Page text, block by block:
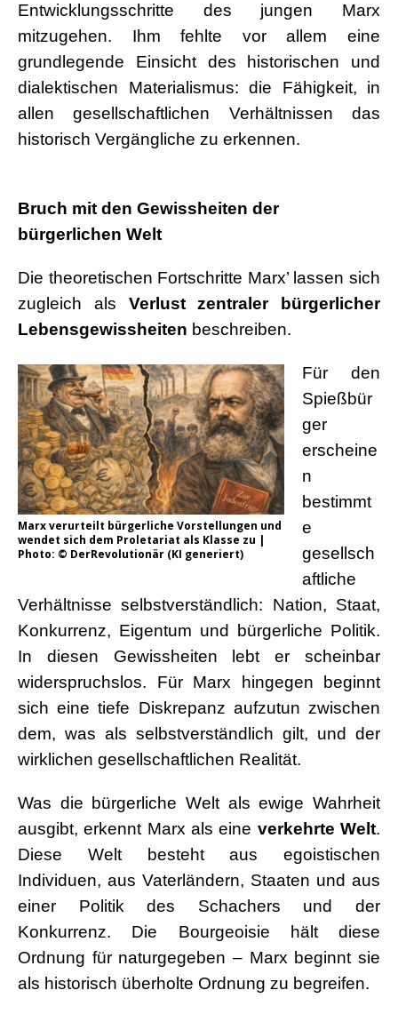
Entwicklungsschritte des jungen Marx
mitzugehen. Ihm fehlte vor allem eine
grundlegende Einsicht des historischen und
dialektischen Materialismus: die Fähigkeit, in
allen gesellschaftlichen Verhältnissen das
historisch Vergängliche zu erkennen.
Bruch mit den Gewissheiten der
bürgerlichen Welt
Die theoretischen Fortschritte Marx’ lassen sich
zugleich als Verlust zentraler bürgerlicher
Lebensgewissheiten beschreiben.
Marx verurteilt bürgerliche Vorstellungen und
wendet sich dem Proletariat als Klasse zu |
Photo: © DerRevolutionär (KI generiert)
Für den
Spießbür
ger
erscheine
n
bestimmt
e
gesellsch
aftliche
Verhältnisse selbstverständlich: Nation, Staat,
Konkurrenz, Eigentum und bürgerliche Politik.
In diesen Gewissheiten lebt er scheinbar
widerspruchslos. Für Marx hingegen beginnt
sich eine tiefe Diskrepanz aufzutun zwischen
dem, was als selbstverständlich gilt, und der
wirklichen gesellschaftlichen Realität.
Was die bürgerliche Welt als ewige Wahrheit
ausgibt, erkennt Marx als eine verkehrte Welt.
Diese Welt besteht aus egoistischen
Individuen, aus Vaterländern, Staaten und aus
einer Politik des Schachers und der
Konkurrenz. Die Bourgeoisie hält diese
Ordnung für naturgegeben – Marx beginnt sie
als historisch überholte Ordnung zu begreifen.